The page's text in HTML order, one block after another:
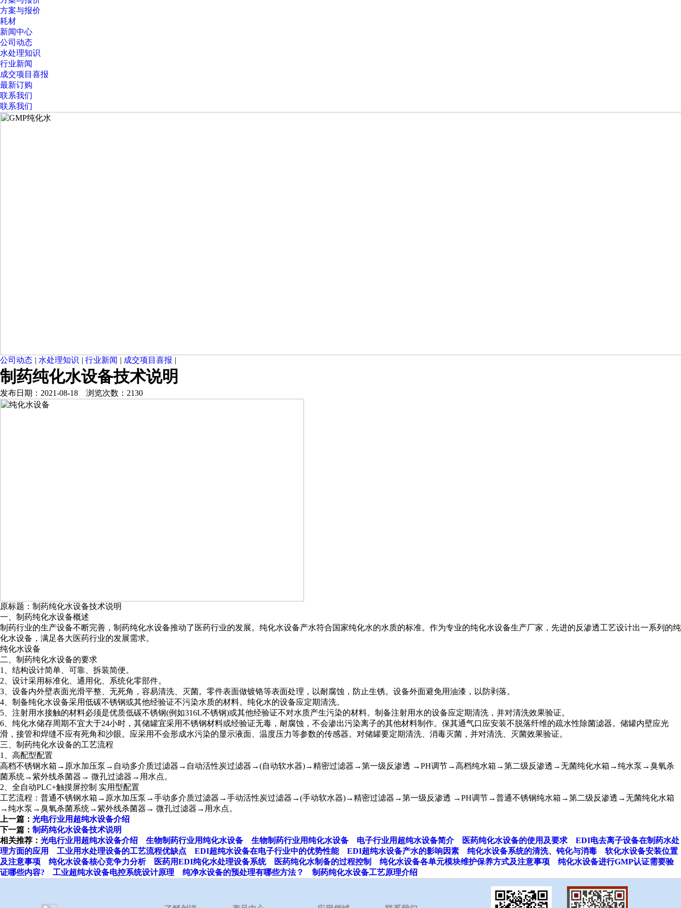
方案与报价
耗材
新闻中心
公司动态
水处理知识
行业新闻
成交项目喜报
最新订购
联系我们
联系我们
公司动态 | 水处理知识 | 行业新闻 | 成交项目喜报 |
制药纯化水设备技术说明
发布日期：2021-08-18 浏览次数：2130
原标题：制药纯化水设备技术说明
一、制药纯化水设备概述
制药行业的生产设备不断完善，制药纯化水设备推动了医药行业的发展。纯化水设备产水符合国家纯化水的水质的标准。作为专业的纯化水设备生产厂家，先进的反渗透工艺设计出一系列的纯
化水设备，满足各大医药行业的发展需求。
纯化水设备
二、制药纯化水设备的要求
1、结构设计简单、可靠、拆装简便。
2、设计采用标准化、通用化、系统化零部件。
3、设备内外壁表面光滑平整、无死角，容易清洗、灭菌。零件表面做镀铬等表面处理，以耐腐蚀，防止生锈。设备外面避免用油漆，以防剥落。
4、制备纯化水设备采用低碳不锈钢或其他经验证不污染水质的材料。纯化水的设备应定期清洗。
5、注射用水接触的材料必须是优质低碳不锈钢(例如316L不锈钢)或其他经验证不对水质产生污染的材料。制备注射用水的设备应定期清洗，并对清洗效果验证。
6、纯化水储存周期不宜大于24小时，其储罐宜采用不锈钢材料或经验证无毒，耐腐蚀，不会渗出污染离子的其他材料制作。保其通气口应安装不脱落纤维的疏水性除菌滤器。储罐内壁应光
滑，接管和焊缝不应有死角和沙眼。应采用不会形成水污染的显示液面、温度压力等参数的传感器。对储罐要定期清洗、消毒灭菌，并对清洗、灭菌效果验证。
三、制药纯化水设备的工艺流程
1、高配型配置
高档不锈钢水箱→原水加压泵→自动多介质过滤器→自动活性炭过滤器→(自动软水器)→精密过滤器→第一级反渗透 →PH调节→高档纯水箱→第二级反渗透→无菌纯化水箱→纯水泵→臭氧杀
菌系统→紫外线杀菌器→ 微孔过滤器→用水点。
2、全自动PLC+触摸屏控制 实用型配置
工艺流程：普通不锈钢水箱→原水加压泵→手动多介质过滤器→手动活性炭过滤器→(手动软水器)→精密过滤器→第一级反渗透 →PH调节→普通不锈钢纯水箱→第二级反渗透→无菌纯化水箱
→纯水泵→臭氧杀菌系统→紫外线杀菌器→ 微孔过滤器→用水点。
上一篇： 光电行业用超纯水设备介绍
下一篇： 制药纯化水设备技术说明
相关推荐： 光电行业用超纯水设备介绍 生物制药行业用纯化水设备 生物制药行业用纯化水设备 电子行业用超纯水设备简介 医药纯化水设备的使用及要求
EDI电去离子设备在制药水处
理方面的应用
工业用水处理设备的工艺流程优缺点 EDI超纯水设备在电子行业中的优势性能 EDI超纯水设备产水的影响因素 纯化水设备系统的清洗、钝化与消毒
软化水设备安装位置
及注意事项
纯化水设备核心竞争力分析 医药用EDI纯化水处理设备系统 医药纯化水制备的过程控制 纯化水设备各单元模块维护保养方式及注意事项
纯化水设备进行GMP认证需要验
证哪些内容?
工业超纯水设备电控系统设计原理 纯净水设备的预处理有哪些方法？ 制药纯化水设备工艺原理介绍